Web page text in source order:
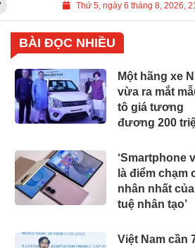
Nam cần 700 tỉ USD cho lộ trình Net Zero đến
Thứ 5, ngày 6 tháng 8, 2026,
BÀI ĐỌC NHIỀU
Một hãng xe
vừa ra mắt
tô giá tương
đương 200
xăng từ E20
E100
‘Smartphone
là điểm chạm
nhân nhất
tuệ nhân tạo’
Việt Nam cần